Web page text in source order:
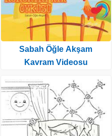
Sabah Öğle Akşam
Kavram Videosu